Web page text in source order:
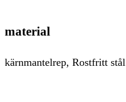
material
kärnmantelrep, Rostfritt stål